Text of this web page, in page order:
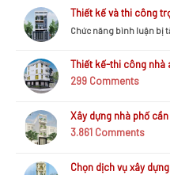
Thiết kế và thi công
Chức năng bình luận bị
Thiết kế-thi công nhà
299 Comments
Xây dựng nhà phố
3.861 Comments
Chọn dịch vụ xây